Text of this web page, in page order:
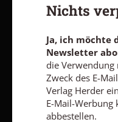
AGB und
Vertrag widerrufen
Nichts
Ja, ich möchte
Newsletter
die
Zweck des E-
Verlag Herder
E-Mail-Werbung
abbestellen.